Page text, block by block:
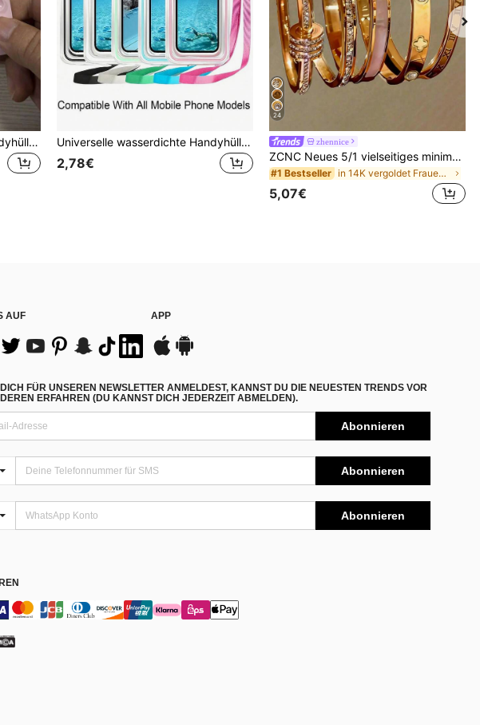
5er Set Silikon Saugnapf Handyhülle Halter, Saugnapf Handy Ständer, Klebender Handyhalter, Klebender Handy Ständer (Vor der Verwendung bitte die Oberfläche sorgfältig reinigen, um sicherzustellen, dass sie sauber und flach ist. 30 Minuten nach dem Anbringen warten, bevor Sie es benutzen), Must Have Universelle wasserdichte Handyhülle, wasserdichte Handy-Tasche - mit Leuchtfunktion, wasserdichte Handy-Trockentasche, wasserdichte Handyhülle, kompatibel mit 17 16 15 14 13 Pro Max Plus Air, geeignet für Schwimmen, Rafting, Tauchen, Unterwasserfotografie, Strand, Outdoor-Sport, Reisen, Urlaub, Schwimmbad, Outdoor-Sport, 8/5/4/3/2/1er Pack, Sommer-Essentials
2,78€
24
zhennice
ZCNC Neues 5/1 vielseitiges minimalistisches modisches elegantes luxuriöses Sternen-Glitzer-Armband für Frauen, hochwertiges Titanstahl-Armband, Geschenk für sie
#1 Bestseller in 14K vergoldet Frauen Armbänder
5,07€
AUF APP
FÜR UNSEREN NEWSLETTER ANMELDEST, KANNST DU DIE NEUESTEN TRENDS VOR
ERFAHREN (DU KANNST DICH JEDERZEIT ABMELDEN).
Abonnieren
Abonnieren
Abonnieren